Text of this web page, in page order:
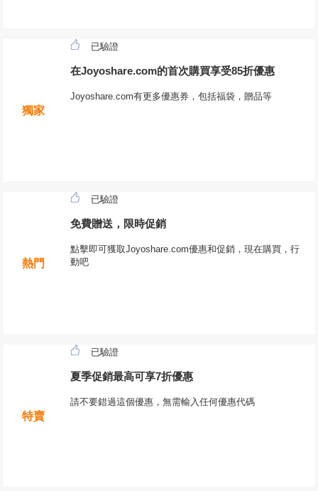
獨家
已驗證
在Joyoshare.com的首次購買享受85折優惠
Joyoshare.com有更多優惠券，包括福袋，贈品等
熱門
已驗證
免費贈送，限時促銷
點擊即可獲取Joyoshare.com優惠和促銷，現在購買，行
動吧
特賣
已驗證
夏季促銷最高可享7折優惠
請不要錯過這個優惠，無需輸入任何優惠代碼